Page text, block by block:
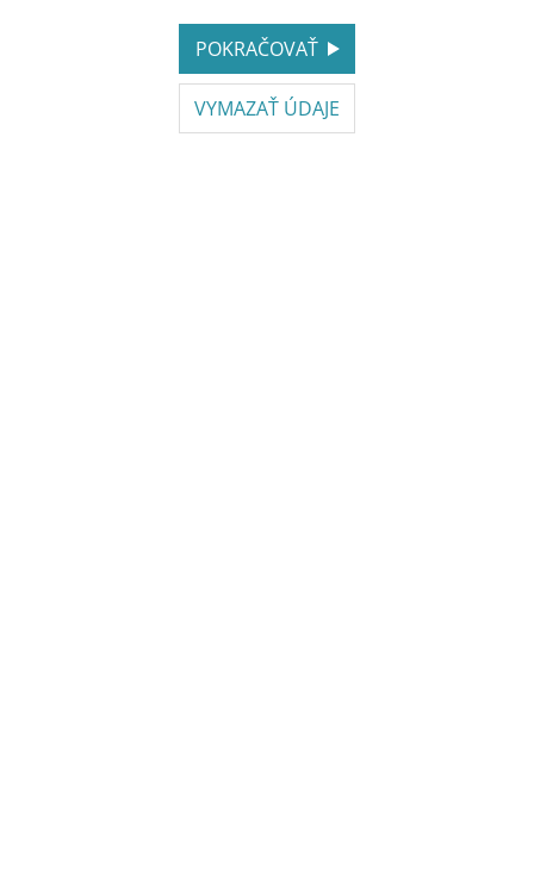
VYMAZAŤ ÚDAJE
POKRAČOVAŤ